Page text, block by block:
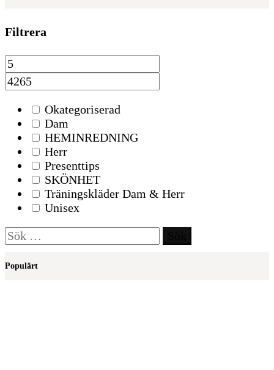
Filtrera
Okategoriserad
Dam
HEMINREDNING
Herr
Presenttips
SKÖNHET
Träningskläder Dam & Herr
Unisex
Sök
efter:
Populärt